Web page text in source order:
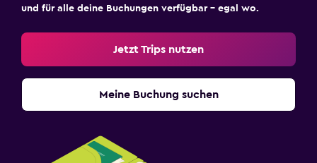
und für alle deine Buchungen verfügbar – egal wo.
Jetzt Trips nutzen
Meine Buchung suchen